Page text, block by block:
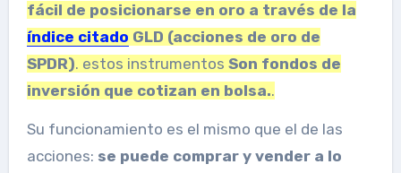
fácil de posicionarse en oro a través de la
índice citado GLD (acciones de oro de
SPDR). estos instrumentos Son fondos de
inversión que cotizan en bolsa..
Su funcionamiento es el mismo que el de las
acciones: se puede comprar y vender a lo